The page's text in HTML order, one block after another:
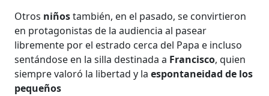
Otros niñostambién, en el pasado, se convirtieron
en protagonistas de la audiencia al pasear
libremente por el estrado cerca del Papa e incluso
sentándose en la silla destinada a Francisco, quien
siempre valoró la libertad y laespontaneidad de los
pequeños